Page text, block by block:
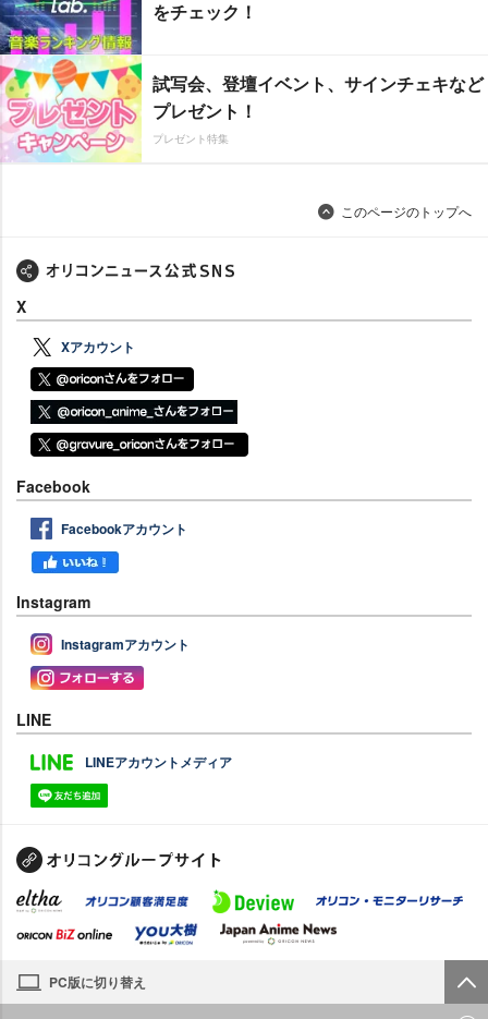
をチェック！
試写会、登壇イベント、サインチェキなど
プレゼント！
プレゼント特集
このページのトップへ
X
Xアカウント
Facebook
Facebookアカウント
Instagram
Instagramアカウント
LINE
LINEアカウントメディア
PC版に切り替え